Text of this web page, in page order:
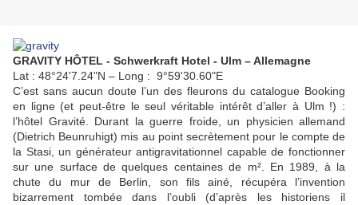
GRAVITY HÔTEL - Schwerkraft Hotel - Ulm – Allemagne
Lat : 48°24'7.24"N – Long : 9°59'30.60"E
C’est sans aucun doute l’un des fleurons du catalogue Booking
en ligne (et peut-être le seul véritable intérêt d’aller à Ulm !) :
l’hôtel Gravité. Durant la guerre froide, un physicien allemand
(Dietrich Beunruhigt) mis au point secrètement pour le compte de
la Stasi, un générateur antigravitationnel capable de fonctionner
sur une surface de quelques centaines de m². En 1989, à la
chute du mur de Berlin, son fils ainé, récupéra l’invention
bizarrement tombée dans l’oubli (d’après les historiens il